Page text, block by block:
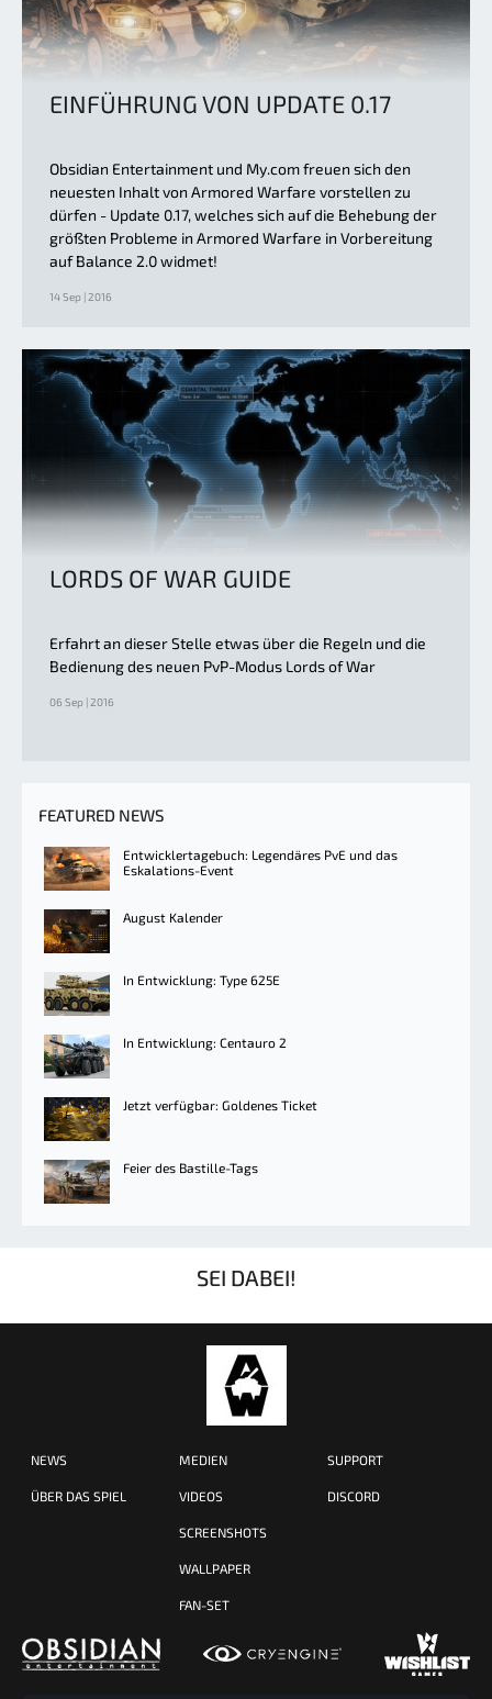
EINFÜHRUNG VON UPDATE 0.17
Obsidian Entertainment und My.com freuen sich den
neuesten Inhalt von Armored Warfare vorstellen zu
dürfen - Update 0.17, welches sich auf die Behebung der
größten Probleme in Armored Warfare in Vorbereitung
auf Balance 2.0 widmet!
14 Sep | 2016
LORDS OF WAR GUIDE
Erfahrt an dieser Stelle etwas über die Regeln und die
Bedienung des neuen PvP-Modus Lords of War
06 Sep | 2016
FEATURED NEWS
Entwicklertagebuch: Legendäres PvE und das
Eskalations-Event
August Kalender
In Entwicklung: Type 625E
In Entwicklung: Centauro 2
Jetzt verfügbar: Goldenes Ticket
Feier des Bastille-Tags
SEI DABEI!
NEWS
ÜBER DAS SPIEL
MEDIEN
VIDEOS
SCREENSHOTS
WALLPAPER
FAN-SET
SUPPORT
DISCORD